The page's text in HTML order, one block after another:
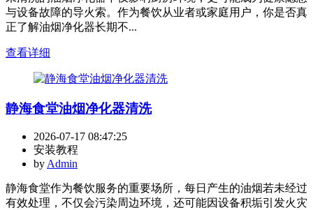
与设备故障的导火索。作为餐饮从业者或家庭用户，你是否真
正了解油烟净化器长期不...
查看详细
静海食堂油烟净化器清洗
2026-07-17 08:47:25
安装教程
by Admin
静海食堂作为餐饮服务的重要场所，每日产生的油烟若未经过
有效处理，不仅会污染周边环境，还可能因设备积垢引发火灾